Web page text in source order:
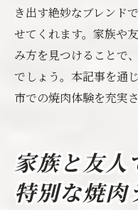
き出す絶妙なブレンド
せてくれます。家族や
み方を見つけることで
でしょう。本記事を通
市での焼肉体験を充実
家族と友人
特別な焼肉